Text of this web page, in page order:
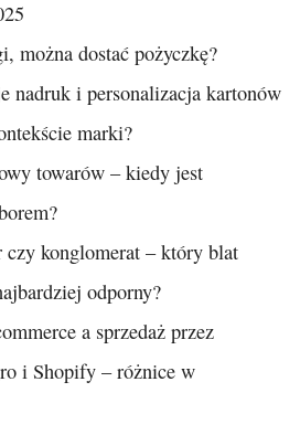
można dostać pożyczkę?
nadruk i personalizacja kartonów
marki?
towarów – kiedy jest
czy konglomerat – który blat
odporny?
a sprzedaż przez
i Shopify – różnice w